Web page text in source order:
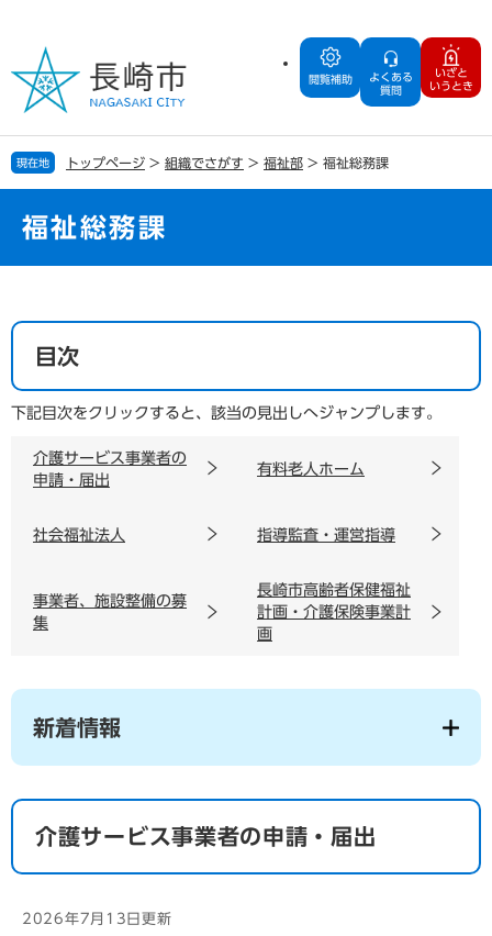
の
で
す
ー
ば
し
へ
閲覧補助
よくある
質問
いざと
いうとき
現在地 トップページ > 組織でさがす > 福祉部 > 福祉総務課
福祉総務課
文
目次
下記目次をクリックすると、該当の見出しへジャンプします。
介護サービス事業者の
申請・届出
有料老人ホーム
社会福祉法人 指導監査・運営指導
事業者、施設整備の募
集
長崎市高齢者保健福祉
計画・介護保険事業計
画
新着情報
介護サービス事業者の申請・届出
2026年7月13日更新